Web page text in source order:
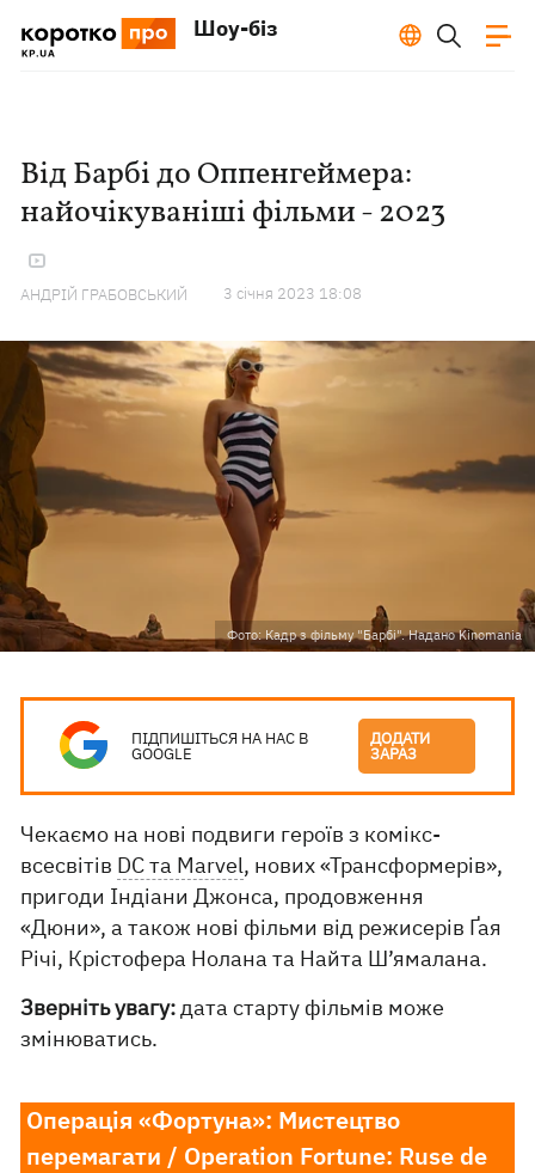
Шоу-біз
Від Барбі до Оппенгеймера:
найочікуваніші фільми - 2023
АНДРІЙ ГРАБОВСЬКИЙ 3 сiчня 2023 18:08
Фото: Кадр з фільму "Барбі". Надано Kinomania
ПІДПИШІТЬСЯ НА НАС В
GOOGLE
ДОДАТИ
ЗАРАЗ
Чекаємо на нові подвиги героїв з комікс-
всесвітів DC та Marvel, нових «Трансформерів»,
пригоди Індіани Джонса, продовження
«Дюни», а також нові фільми від режисерів Ґая
Річі, Крістофера Нолана та Найта Ш’ямалана.
Зверніть увагу:дата старту фільмів може
змінюватись.
Операція «Фортуна»: Мистецтво
перемагати / Operation Fortune: Ruse de